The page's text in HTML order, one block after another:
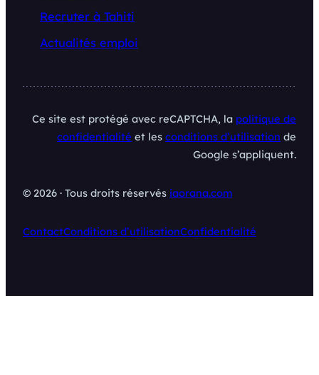
Recruter à Tahiti
Actualités emploi
Ce site est protégé avec reCAPTCHA, la politique de
confidentialité et les conditions d’utilisation de
Google s’appliquent.
© 2026 · Tous droits réservés iaorana.com
ContactConditions d’utilisationConfidentialité